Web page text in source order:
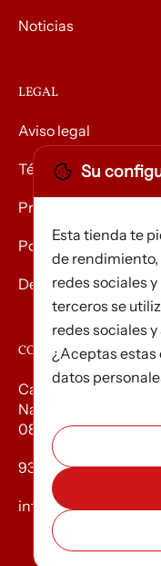
Noticias
LEGAL
Aviso legal
Términos y
Privacidad
Política de Cookies
Devolución de
CONTACTO
Carrer d’Edison, 3
Nau A. Polígon
08754 El Papiol
93 673 12 12
info@efados.cat
Su
Esta tienda te
de rendimiento,
redes sociales
terceros se
redes sociales
¿Aceptas estas
datos